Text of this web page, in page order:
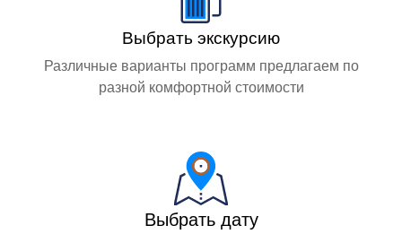
Выбрать экскурсию
Различные варианты программ предлагаем по
разной комфортной стоимости
Выбрать дату